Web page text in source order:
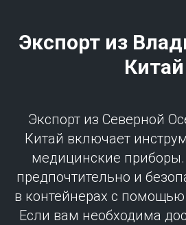
Экспорт из
Китай
Экспорт из Северной
Китай включает
медицинские
предпочтительно и
в контейнерах с помощью
Если вам необходима